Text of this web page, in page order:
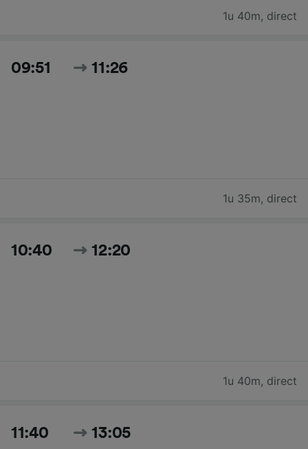
1u 40m, direct
09:51 11:26
1u 35m, direct
10:40 12:20
1u 40m, direct
11:40 13:05